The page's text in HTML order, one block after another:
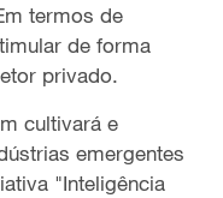
termos de
de forma
privado.
cultivará e
emergentes
"Inteligência